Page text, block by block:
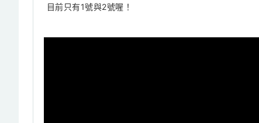
目前只有1號與2號喔！